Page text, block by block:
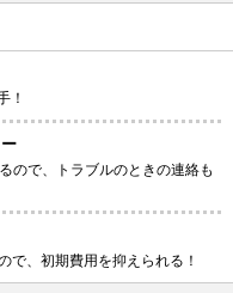
！
ので、トラブルのときの連絡も
で、初期費用を抑えられる！